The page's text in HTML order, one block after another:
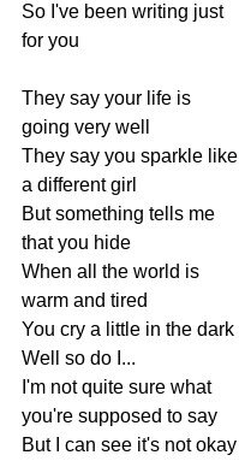
So I've been writing just
for you
They say your life is
going very well
They say you sparkle like
a different girl
But something tells me
that you hide
When all the world is
warm and tired
You cry a little in the dark
Well
so do ...
I'm not quite sure what
you're supposed to say
But
can see it's not okay